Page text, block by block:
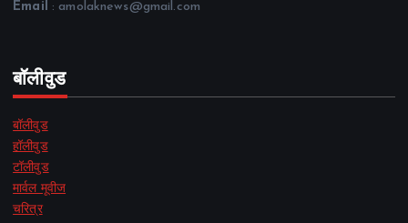
Email : amolaknews@gmail.com
बॉलीवुड
बॉलीवुड
हॉलीवुड
टॉलीवुड
मार्वल मूवीज
चरित्र